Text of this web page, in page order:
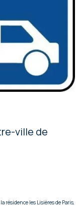
ville de
résidence les Lisières de Paris,